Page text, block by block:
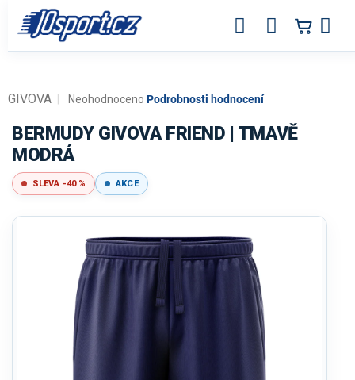
obsah
Průměrné
produktu
je
0,0
z
5
Neohodnoceno Podrobnosti hodnocení
GIVOVA
BERMUDY GIVOVA FRIEND | TMAVĚ
MODRÁ
SLEVA -40 % AKCE